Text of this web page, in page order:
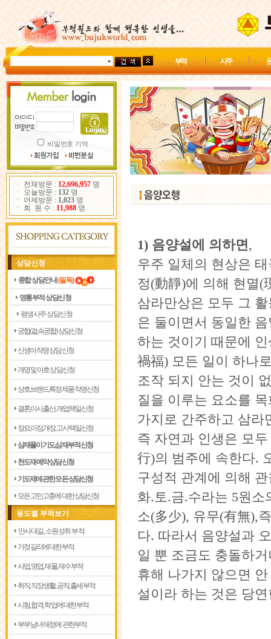
부 적 사 주
비밀번호 기억
ㆍ 전체방문 : 12,696,957 명
ㆍ 오늘방문 : 132 명
ㆍ 어제방문 : 1,023 명
ㆍ 회 원 수 : 11,988 명
상담신청
종합 상담안내(필독)
영통부적 상담신청
평생사주 상담신청
궁합(겉,속궁합) 상담신청
신생아 작명 상담신청
개명 및 아호 상담신청
상호,브랜드,특정제품 작명신청
결혼,이사,출산,개업,택일신청
장묘,이장,개장,고사 택일신청
삼재풀이 기도,삼재부적 신청
천도재 예약 상담신청
기도제에 관한 모든 상담신청
모든 고민고충에 대한 상담신청
용도별 부적보기
만사대길, 소원성취 부적
가정 길리에 대한부적
사업, 영업, 재물, 재수 부적
취직, 직장생활, 공직, 출세 부적
시험, 합격, 학업에 대한 부적
부부 남녀 애정에 관한부적
1) 음양설에 의하면,
우주 일체의 현상은
정(動靜)에 의해 현멸(
삼라만상은 모두 그
은 둘이면서 동일한
하는 것이기 때문에
禍福) 모든 일이 하나
조작 되지 안는 것이
질을 이루는 요소를
가지로 간주하고 삼라
즉 자연과 인생은 모
行)의 범주에 속한다.
구성적 관계에 의해
화.토.금.수라는 5원소
소(多少), 유무(有無),
다. 따라서 음양설과
일 뿐 조금도 충돌하
휴해 나가지 않으면
설이라 하는 것은 당